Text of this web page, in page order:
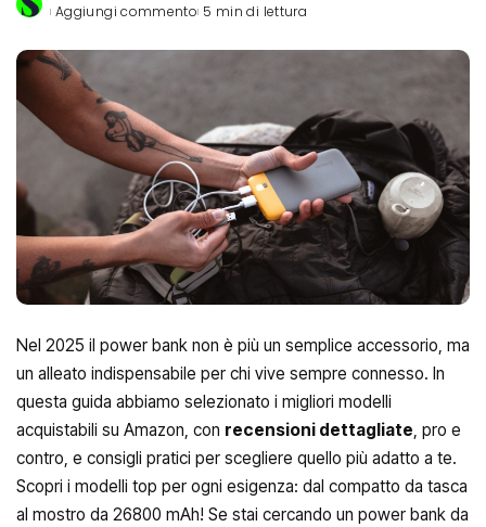
by
Aggiungi commento 5 min di lettura
Nel 2025 il power bank non è più un semplice accessorio, ma
un alleato indispensabile per chi vive sempre connesso. In
questa guida abbiamo selezionato i migliori modelli
acquistabili su Amazon, con recensioni dettagliate, pro e
contro, e consigli pratici per scegliere quello più adatto a te.
Scopri i modelli top per ogni esigenza: dal compatto da tasca
al mostro da 26800 mAh! Se stai cercando un power bank da